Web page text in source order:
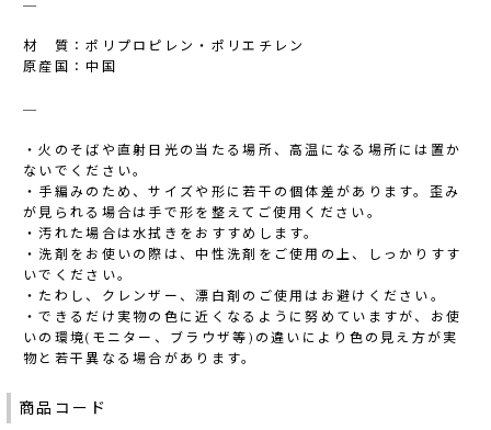
―
材 質：ポリプロピレン・ポリエチレン
原産国：中国
―
・火のそばや直射日光の当たる場所、高温になる場所には置か
ないでください。
・手編みのため、サイズや形に若干の個体差があります。歪み
が見られる場合は手で形を整えてご使用ください。
・汚れた場合は水拭きをおすすめします。
・洗剤をお使いの際は、中性洗剤をご使用の上、しっかりすす
いでください。
・たわし、クレンザー、漂白剤のご使用はお避けください。
・できるだけ実物の色に近くなるように努めていますが、お使
いの環境(モニター、ブラウザ等)の違いにより色の見え方が実
物と若干異なる場合があります。
商品コード